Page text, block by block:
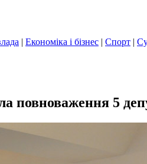
| Економіка і бізнес | Спорт |
5